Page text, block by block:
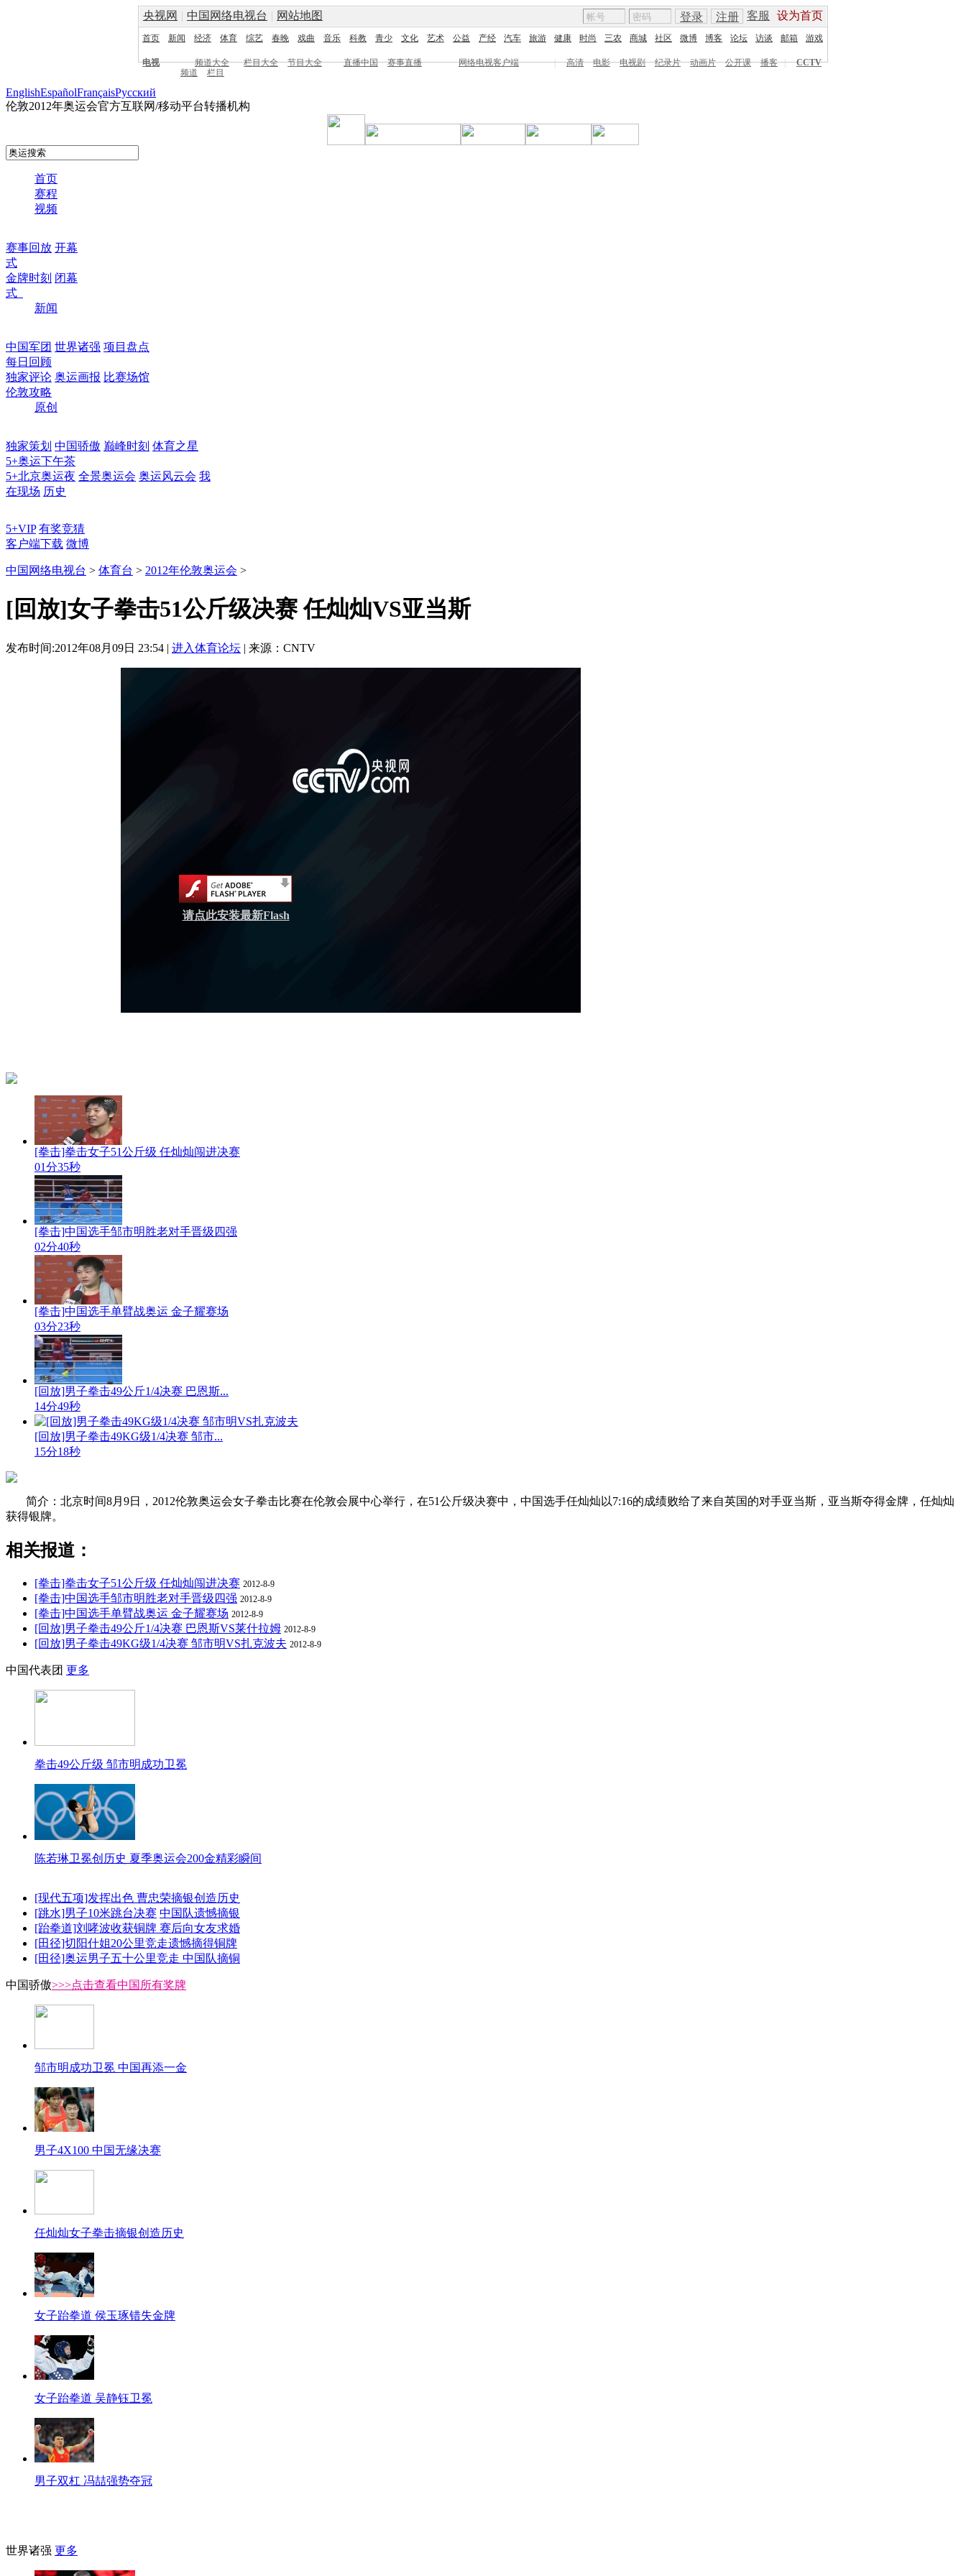
央视网 | 中国网络电视台 | 网站地图 客服 设为首页
登录 注册
首页 新闻 经济 体育 综艺 春晚 戏曲 音乐 科教 青少 文化 艺术 公益 产经 汽车 旅游 健康 时尚 三农 商城 社区 微博 博客 论坛 访谈 邮箱 游戏
电视 频道大全 栏目大全 节目大全 直播中国 赛事直播 网络电视客户端 | 高清 电影 电视剧 纪录片 动画片 公开课 播客 |
CCTV
频道
栏目
EnglishEspañolFrançaisPусский
伦敦2012年奥运会官方互联网/移动平台转播机构
首页
赛程
视频
赛事回放 开幕
式
金牌时刻 闭幕
式
新闻
中国军团 世界诸强 项目盘点
每日回顾
独家评论 奥运画报 比赛场馆
伦敦攻略
原创
独家策划 中国骄傲 巅峰时刻 体育之星
5+奥运下午茶
5+北京奥运夜 全景奥运会 奥运风云会 我
在现场 历史
5+VIP 有奖竞猜
客户端下载 微博
中国网络电视台 > 体育台 > 2012年伦敦奥运会 >
[回放]女子拳击51公斤级决赛 任灿灿VS亚当斯
发布时间:2012年08月09日 23:54 | 进入体育论坛 | 来源：CNTV
请点此安装最新Flash
[拳击]拳击女子51公斤级 任灿灿闯进决赛
01分35秒
[拳击]中国选手邹市明胜老对手晋级四强
02分40秒
[拳击]中国选手单臂战奥运 金子耀赛场
03分23秒
[回放]男子拳击49公斤1/4决赛 巴恩斯...
14分49秒
[回放]男子拳击49KG级1/4决赛 邹市...
15分18秒
简介：北京时间8月9日，2012伦敦奥运会女子拳击比赛在伦敦会展中心举行，在51公斤级决赛中，中国选手任灿灿以7:16的成绩败给了来自英国的对手亚当斯，亚当斯夺得金牌，任灿灿
获得银牌。
相关报道：
[拳击]拳击女子51公斤级 任灿灿闯进决赛 2012-8-9
[拳击]中国选手邹市明胜老对手晋级四强 2012-8-9
[拳击]中国选手单臂战奥运 金子耀赛场 2012-8-9
[回放]男子拳击49公斤1/4决赛 巴恩斯VS莱什拉姆 2012-8-9
[回放]男子拳击49KG级1/4决赛 邹市明VS扎克波夫 2012-8-9
中国代表团 更多
拳击49公斤级 邹市明成功卫冕
陈若琳卫冕创历史 夏季奥运会200金精彩瞬间
[现代五项]发挥出色 曹忠荣摘银创造历史
[跳水]男子10米跳台决赛 中国队遗憾摘银
[跆拳道]刘哮波收获铜牌 赛后向女友求婚
[田径]切阳什姐20公里竞走遗憾摘得铜牌
[田径]奥运男子五十公里竞走 中国队摘铜
中国骄傲>>>点击查看中国所有奖牌
邹市明成功卫冕 中国再添一金
男子4X100 中国无缘决赛
任灿灿女子拳击摘银创造历史
女子跆拳道 侯玉琢错失金牌
女子跆拳道 吴静钰卫冕
男子双杠 冯喆强势夺冠
世界诸强 更多